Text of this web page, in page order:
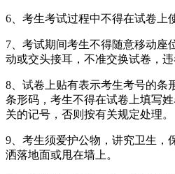
6、考生考试过程中不得在试卷上
7、考试期间考生不得随意移动座
动或交头接耳，不准交换试卷，违
8、试卷上贴有表示考生考号的条
条形码，考生不得在试卷上填写
关的记号，否则按有关规定处理。
9、考生须爱护公物，讲究卫生，
洒落地面或甩在墙上。